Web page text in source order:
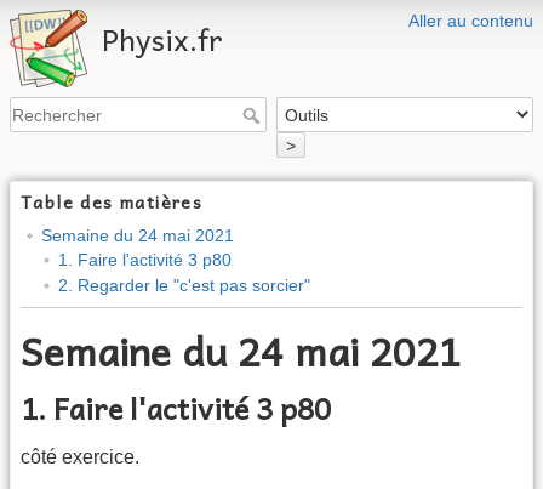
Aller au contenu
Physix.fr
>
Table des matières
Semaine du 24 mai 2021
1. Faire l'activité 3 p80
2. Regarder le "c'est pas sorcier"
Semaine du 24 mai 2021
1. Faire l'activité 3 p80
côté exercice.